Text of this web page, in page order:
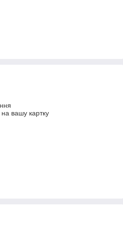
вашу картку